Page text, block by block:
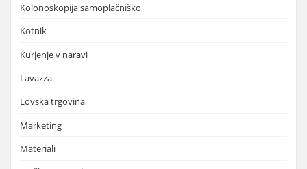
Kolonoskopija samoplačniško
Kotnik
Kurjenje v naravi
Lavazza
Lovska trgovina
Marketing
Materiali